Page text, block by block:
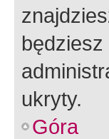
ukryty.
Góra